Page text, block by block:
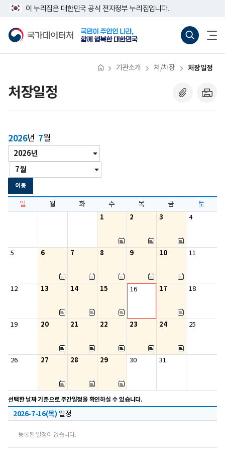
뛰
이 누리집은 대한민국 공식 전자정부 누리집입니다.
터
바
(새
기)
열
기관소개 처/차장 처장일정
처장일정
2026년 7월
년/
월
년
도
월
이동
일 월 화 수 목 금
토
1
2 3 4
5 6 7 8 9 10 11
12 13 14 15 16 17 18
19 20 21 22 23 24 25
26 27 28 29 30 31
선택한 날짜 기준으로 주간일정을 확인하실 수 있습니다.
2026-7-16(목) 일정
등록된 일정이 없습니다.